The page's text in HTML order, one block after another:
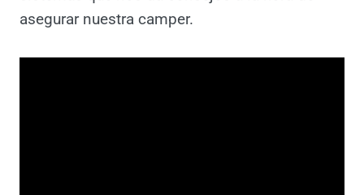
Toda la información en
Vídeo